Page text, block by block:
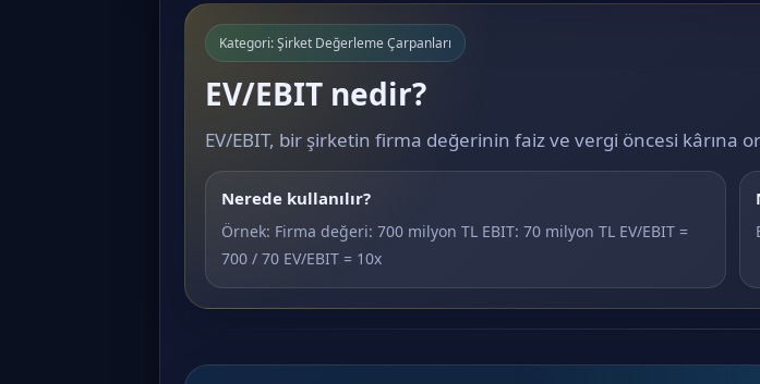
Kategori: Şirket Değerleme Çarpanları
EV/EBIT nedir?
EV/EBIT, bir şirketin firma değerinin faiz ve vergi öncesi kârına
Nerede kullanılır?
Örnek: Firma değeri: 700 milyon TL EBIT: 70 milyon TL EV/EBIT =
700 / 70 EV/EBIT = 10x